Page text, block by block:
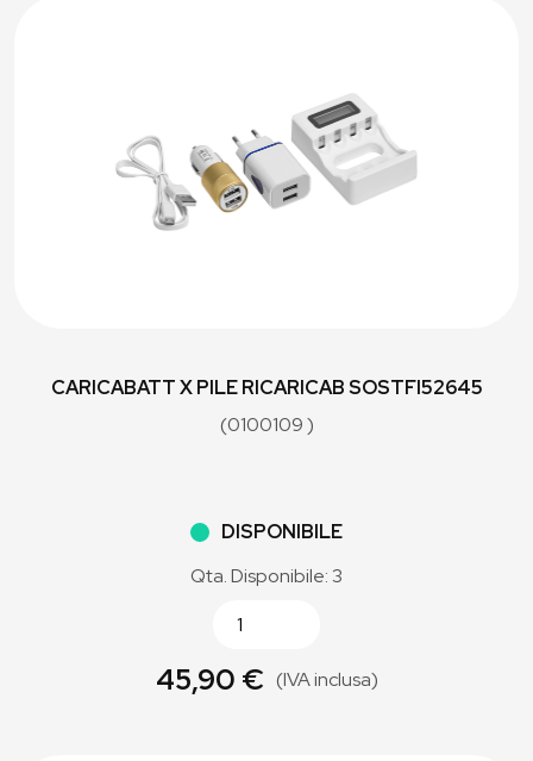
CARICABATT X PILE RICARICAB SOSTFI52645
(0100109 )
DISPONIBILE
Qta. Disponibile: 3
45,90 € (IVA inclusa)